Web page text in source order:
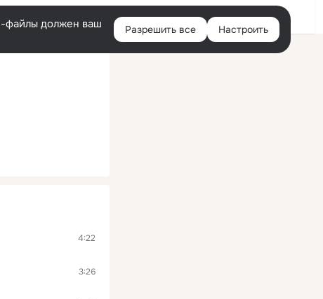
Войти
файлы должен ваш
Разрешить все Настроить
4:22
3:26